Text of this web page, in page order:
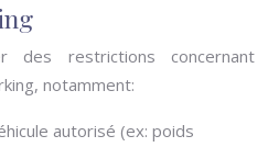
des restrictions concernant
notamment:
autorisé (ex: poids